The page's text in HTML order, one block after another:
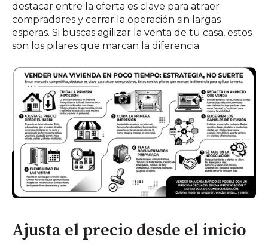
destacar entre la oferta es clave para atraer
compradores y cerrar la operación sin largas
esperas. Si buscas agilizar la venta de tu casa, estos
son los pilares que marcan la diferencia.
Ajusta el precio desde el inicio